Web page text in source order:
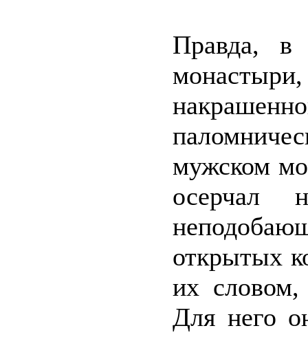
Правда,
мужском
осерчал
открытых
их словом,
Для него